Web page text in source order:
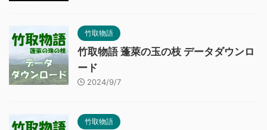
竹取物語
竹取物語 蓬萊の玉の枝 データダウンロ
ード
2024/9/7
竹取物語